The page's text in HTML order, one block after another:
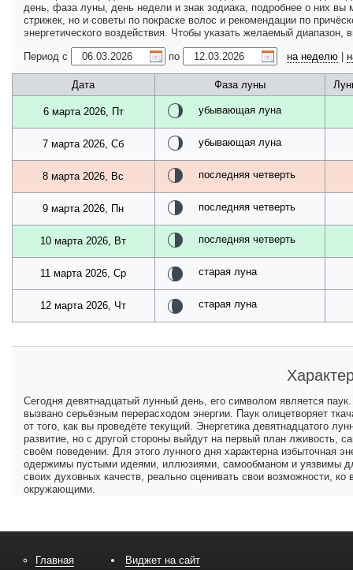
день, фаза луны, день недели и знак зодиака, подробнее о них вы
стрижек, но и советы по покраске волос и рекомендации по
энергетического воздействия. Чтобы указать желаемый
Период с
по на неделю
Дата Фаза луны
6 марта 2026, Пт убывающая луна
7 марта 2026, Сб убывающая луна
8 марта 2026, Вс последняя четверть
9 марта 2026, Пн последняя четверть
10 марта 2026, Вт последняя четверть
11 марта 2026, Ср старая луна
12 марта 2026, Чт старая луна
Сегодня девятнадцатый лунный день, его символом является
вызвано серьёзным перерасходом энергии. Паук олицетворяет
от того, как вы проведёте текущий. Энергетика девятнадцатого
развитие, но с другой стороны выйдут на первый план лживость,
своём поведении. Для этого лунного дня характерна избыточная
одержимы пустыми идеями, иллюзиями, самообманом и уязвимы
своих духовных качеств, реально оценивать свои возможности,
окружающими.
Главная
Виджет на сайт